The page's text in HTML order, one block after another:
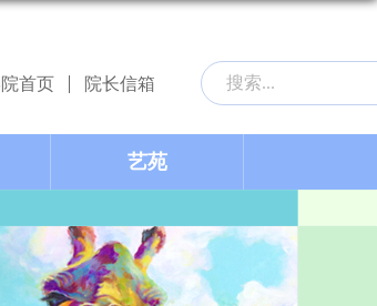
首页 院长信箱
艺苑